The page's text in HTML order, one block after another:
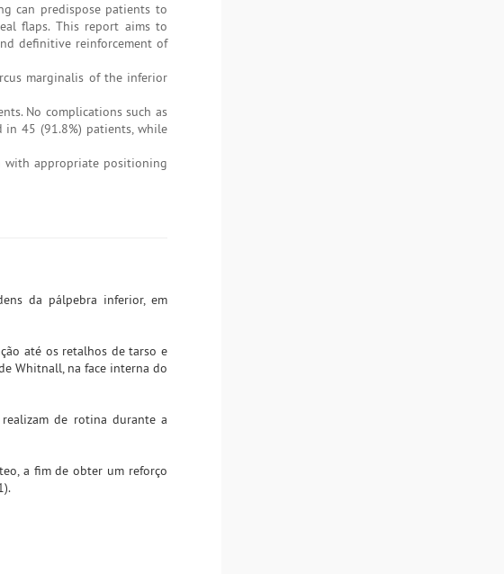
can predispose patients to
flaps. This report aims to
definitive reinforcement of
marginalis of the inferior
No complications such as
in 45 (91.8%) patients, while
with appropriate positioning
da pálpebra inferior, em
até os retalhos de tarso e
Whitnall, na face interna do
de rotina durante a
a fim de obter um reforço